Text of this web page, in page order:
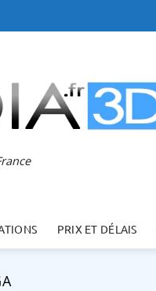
PRIX ET DÉLAIS